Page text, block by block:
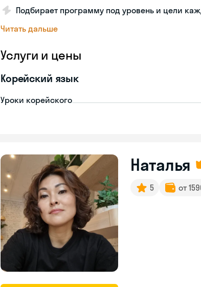
Подбирает программу под уровень и цели
Читать дальше
Услуги и цены
Корейский язык
Уроки корейского
Наталья
5 от